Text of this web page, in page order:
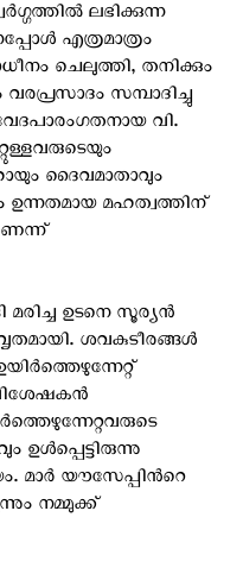
ലഭിക്കുന്ന
എത്രമാത്രം
ചെലുത്തി, തനിക്കും
വരപ്രസാദം സമ്പാദിച്ചു
വി.
ദൈവമാതാവും
ഉന്നതമായ മഹത്വത്തിന്
ഉടനെ സൂര്യന്‍
ശവകുടീരങ്ങള്‍
ഉള്‍പ്പെട്ടിരുന്നു
മാര്‍ യൗസേപ്പിന്‍റെ
നമ്മുക്ക്